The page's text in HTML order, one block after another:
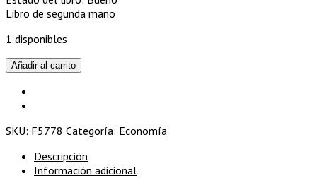
Libro de segunda mano
1 disponibles
Análisis
económico
cantidad
Añadir al carrito
SKU: F5778 Categoría: Economía
Descripción
Información adicional